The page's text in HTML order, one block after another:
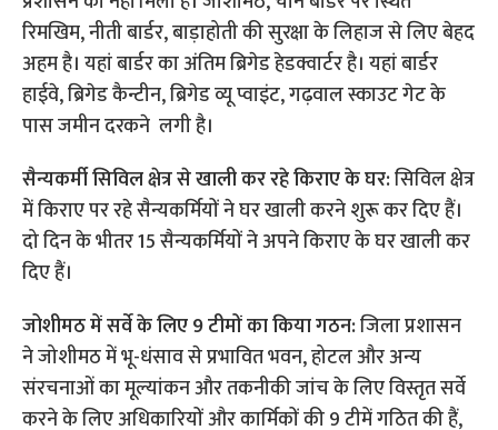
रिमखिम, नीती बार्डर, बाड़ाहोती की सुरक्षा के लिहाज से लिए बेहद
अहम है। यहां बार्डर का अंतिम ब्रिगेड हेडक्वार्टर है। यहां बार्डर
हाईवे, ब्रिगेड कैन्टीन, ब्रिगेड व्यू प्वाइंट, गढ़वाल स्काउट गेट के
पास जमीन दरकने लगी है।
सैन्यकर्मी सिविल क्षेत्र से खाली कर रहे किराए के घर:सिविल क्षेत्र
में किराए पर रहे सैन्यकर्मियों ने घर खाली करने शुरू कर दिए हैं।
दो दिन के भीतर 15 सैन्यकर्मियों ने अपने किराए के घर खाली कर
दिए हैं।
जोशीमठ में सर्वे के लिए 9 टीमों का किया गठन:जिला प्रशासन
ने जोशीमठ में भू-धंसाव से प्रभावित भवन, होटल और अन्य
संरचनाओं का मूल्यांकन और तकनीकी जांच के लिए विस्तृत सर्वे
करने के लिए अधिकारियों और कार्मिकों की 9 टीमें गठित की हैं,